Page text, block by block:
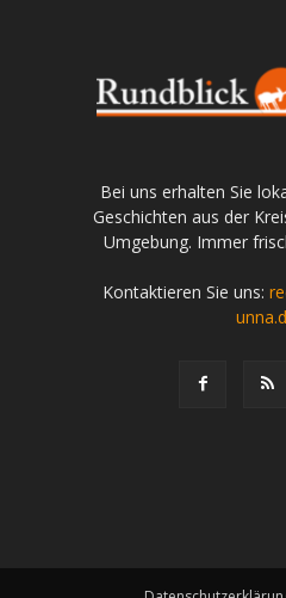
Bei uns erhalten Sie
Geschichten aus der
Umgebung. Immer
Kontaktieren Sie uns: